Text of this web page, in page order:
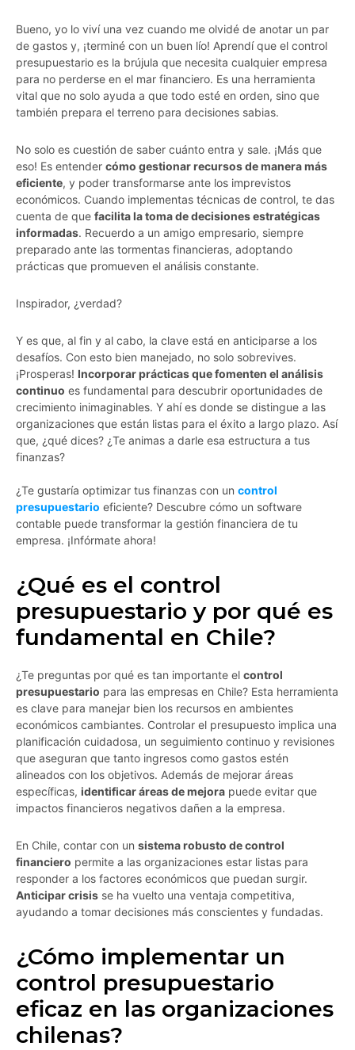
Bueno, yo lo viví una vez cuando me olvidé de anotar un par
de gastos y, ¡terminé con un buen lío! Aprendí que el control
presupuestario es la brújula que necesita cualquier empresa
para no perderse en el mar financiero. Es una herramienta
vital que no solo ayuda a que todo esté en orden, sino que
también prepara el terreno para decisiones sabias.
No solo es cuestión de saber cuánto entra y sale. ¡Más que
eso! Es entender cómo gestionar recursos de manera más
eficiente, y poder transformarse ante los imprevistos
económicos. Cuando implementas técnicas de control, te das
cuenta de que facilita la toma de decisiones estratégicas
informadas. Recuerdo a un amigo empresario, siempre
preparado ante las tormentas financieras, adoptando
prácticas que promueven el análisis constante.
Inspirador, ¿verdad?
Y es que, al fin y al cabo, la clave está en anticiparse a los
desafíos. Con esto bien manejado, no solo sobrevives.
¡Prosperas! Incorporar prácticas que fomenten el análisis
continuo es fundamental para descubrir oportunidades de
crecimiento inimaginables. Y ahí es donde se distingue a las
organizaciones que están listas para el éxito a largo plazo. Así
que, ¿qué dices? ¿Te animas a darle esa estructura a tus
finanzas?
¿Te gustaría optimizar tus finanzas con un control
presupuestario eficiente? Descubre cómo un software
contable puede transformar la gestión financiera de tu
empresa. ¡Infórmate ahora!
¿Qué es el control
presupuestario y por qué es
fundamental en Chile?
¿Te preguntas por qué es tan importante el control
presupuestario para las empresas en Chile? Esta herramienta
es clave para manejar bien los recursos en ambientes
económicos cambiantes. Controlar el presupuesto implica una
planificación cuidadosa, un seguimiento continuo y revisiones
que aseguran que tanto ingresos como gastos estén
alineados con los objetivos. Además de mejorar áreas
específicas, identificar áreas de mejora puede evitar que
impactos financieros negativos dañen a la empresa.
En Chile, contar con un sistema robusto de control
financiero permite a las organizaciones estar listas para
responder a los factores económicos que puedan surgir.
Anticipar crisis se ha vuelto una ventaja competitiva,
ayudando a tomar decisiones más conscientes y fundadas.
¿Cómo implementar un
control presupuestario
eficaz en las organizaciones
chilenas?